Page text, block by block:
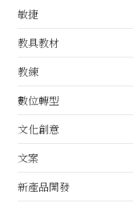
敏捷
教具教材
教練
數位轉型
文化創意
文案
新產品開發